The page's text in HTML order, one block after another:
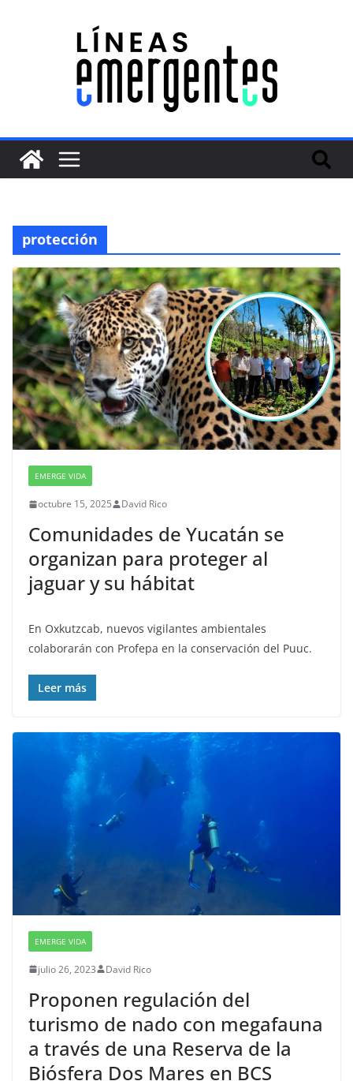
protección
EMERGE VIDA
octubre 15, 2025 David Rico
Comunidades de Yucatán se
organizan para proteger al
jaguar y su hábitat
En Oxkutzcab, nuevos vigilantes ambientales
colaborarán con Profepa en la conservación del Puuc.
Leer más
EMERGE VIDA
julio 26, 2023 David Rico
Proponen regulación del
turismo de nado con megafauna
a través de una Reserva de la
Biósfera Dos Mares en BCS